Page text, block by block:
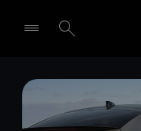
Händler wählen